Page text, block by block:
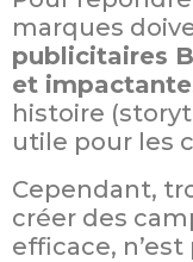
marques
publicitaires
et
histoire
utile pour les
Cependant,
créer des
efficace,